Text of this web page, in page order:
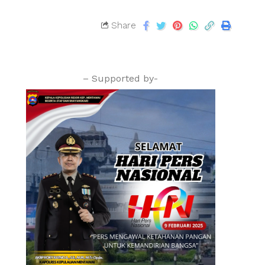
Share
– Supported by-